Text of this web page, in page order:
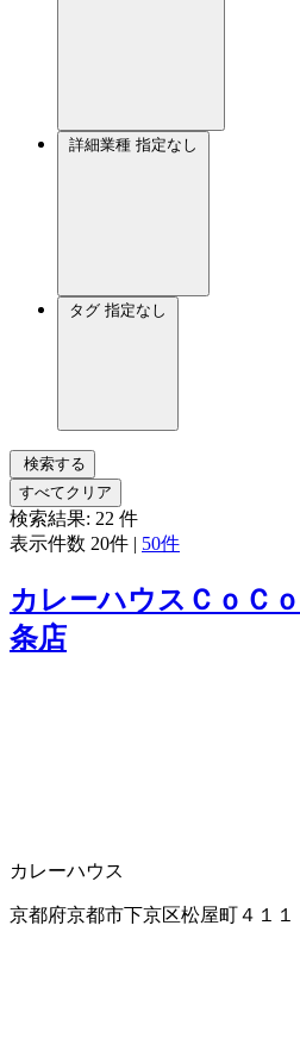
詳細業種 指定なし
タグ 指定なし
検索する
すべてクリア
検索結果: 22 件
表示件数 20件 | 50件
カレーハウスＣｏＣ
条店
カレーハウス
京都府京都市下京区松屋町４１１